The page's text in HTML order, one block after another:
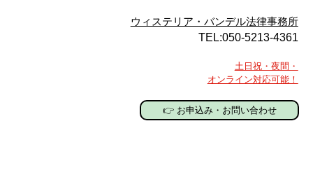
ウィステリア・バンデル法律事務所
TEL:050-5213-4361
土日祝・夜間・
オンライン対応可能！
👉 お申込み・お問い合わせ